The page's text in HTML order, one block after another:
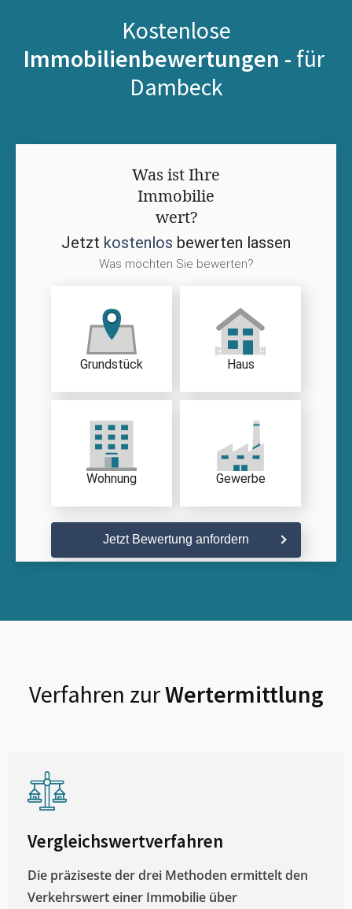
Kostenlose
Immobilienbewertungen - für
Dambeck
Was ist Ihre
Immobilie
wert?
Jetzt kostenlos bewerten lassen
Was möchten Sie bewerten?
Grundstück Haus
Wohnung Gewerbe
Jetzt Bewertung anfordern
Verfahren zurWertermittlung
Vergleichswertverfahren
Die präziseste der drei Methoden ermittelt den
Verkehrswert einer Immobilie über